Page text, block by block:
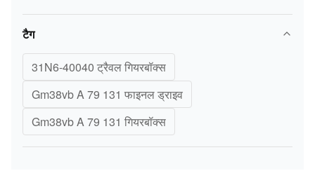
टैग
31N6-40040 ट्रैवल गियरबॉक्स
Gm38vb A 79 131 फाइनल ड्राइव
Gm38vb A 79 131 गियरबॉक्स